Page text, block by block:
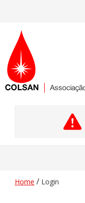
conteúdo
Home / Login